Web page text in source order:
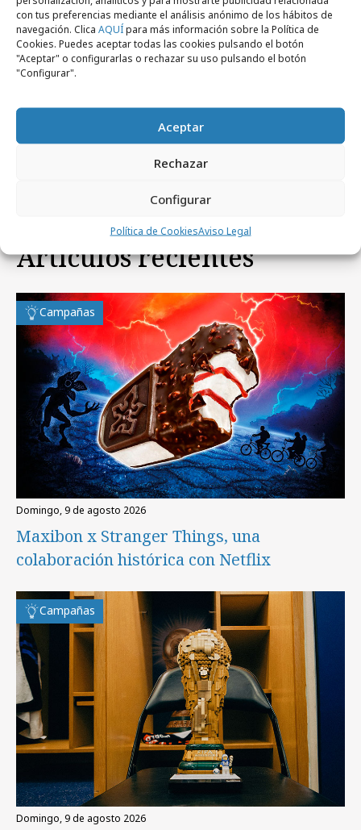
con tus preferencias mediante el análisis anónimo de los hábitos de
navegación. Clica AQUÍpara más información sobre la Política de
Cookies. Puedes aceptar todas las cookies pulsando el botón
"Aceptar" o configurarlas o rechazar su uso pulsando el botón
"Configurar".
Aceptar
Rechazar
Configurar
Política de CookiesAviso Legal
IKEA crea banderas con muebles para
celebrar el Mundial de Fútbol
Artículos recientes
Campañas
domingo, 9 de agosto 2026
Maxibon x Stranger Things, una
colaboración histórica con Netflix
Campañas
domingo, 9 de agosto 2026